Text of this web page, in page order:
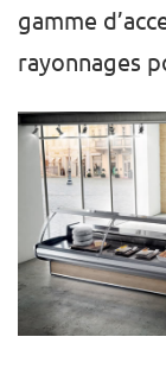
gamme
rayonnages